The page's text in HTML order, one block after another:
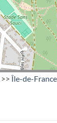
>> Île-de-France